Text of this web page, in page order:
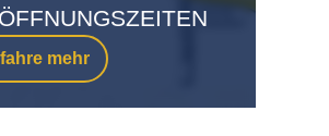
mehr